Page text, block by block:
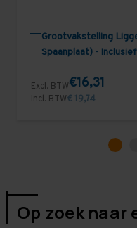
Grootvakstelling
Spaanplaat) -
Excl. BTW€16,31
Incl. BTW€ 19,74
Op zoek